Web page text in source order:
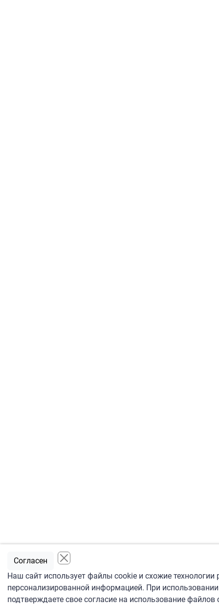
Наш сайт использует файлы cookie и схожие технологии
персонализированной информацией. При
подтверждаете свое согласие на использование файлов
Согласен